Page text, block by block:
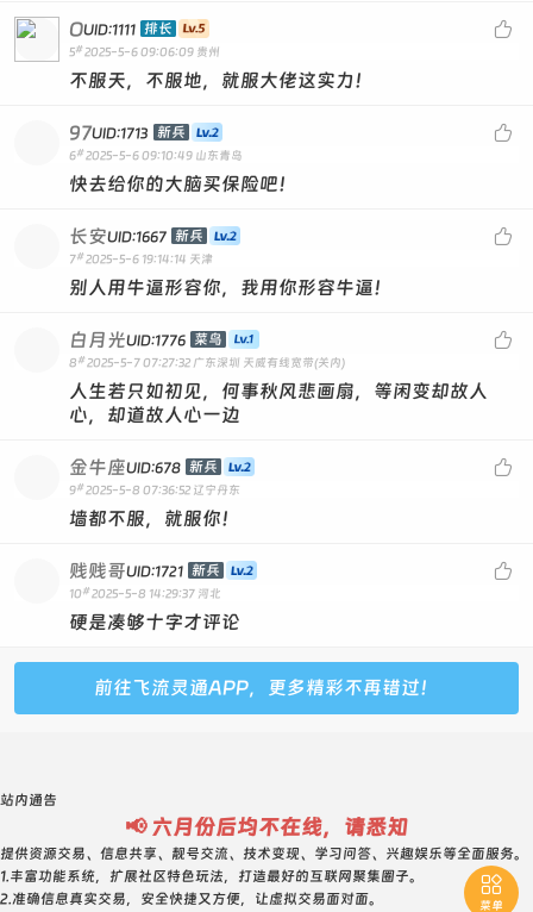

OUID:1111 排长
5# 2025-5-6 09:06:09 贵州
不服天，不服地，就服大佬这实力！

97UID:1713 新兵
6# 2025-5-6 09:10:49 山东青岛
快去给你的大脑买保险吧！

长安UID:1667 新兵
7# 2025-5-6 19:14:14 天津
别人用牛逼形容你，我用你形容牛逼！

白月光UID:1776 菜鸟
8 # 2025-5-7 07:27:32 广东深圳 天威有线宽带(关内)
人生若只如初见，何事秋风悲画扇，等闲变却故人
心，却道故人心一边

金牛座UID:678 新兵
9# 2025-5-8 07:36:52 辽宁丹东
墙都不服，就服你！

贱贱哥UID:1721 新兵
10 # 2025-5-8 14:29:37 河北
硬是凑够十字才评论
前往飞流灵通APP，更多精彩不再错过！

菜单
站内通告
📢 六月份后均不在线，请悉知
提供资源交易、信息共享、靓号交流、技术变现、学习问答、兴趣娱乐等全面服务。
1.丰富功能系统，扩展社区特色玩法，打造最好的互联网聚集圈子。
2.准确信息真实交易，安全快捷又方便，让虚拟交易面对面。